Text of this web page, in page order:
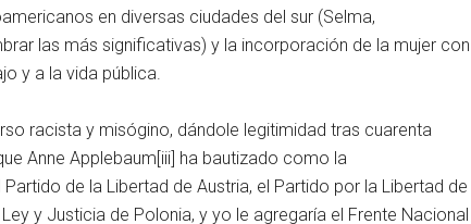
en diversas ciudades del sur (Selma,
las más significativas) y la incorporación de la mujer con
y a la vida pública.
racista y misógino, dándole legitimidad tras cuarenta
Anne Applebaum[iii] ha bautizado como la
Partido de la Libertad de Austria, el Partido por la Libertad de
y Justicia de Polonia, y yo le agregaría el Frente Nacional